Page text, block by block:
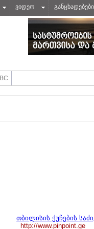
ვიდეო განცხადებები
თბილისის ქუჩების
http://www.pinpoint.ge